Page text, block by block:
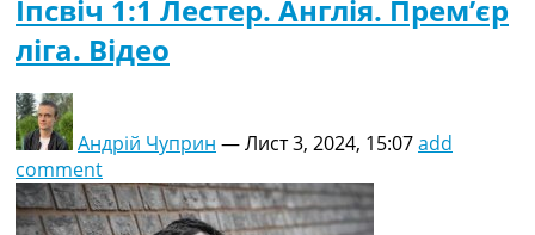
Іпсвіч 1:1 Лестер. Англія. Прем’єр
ліга. Відео
Андрій Чуприн —Лист 3, 2024, 15:07add
comment